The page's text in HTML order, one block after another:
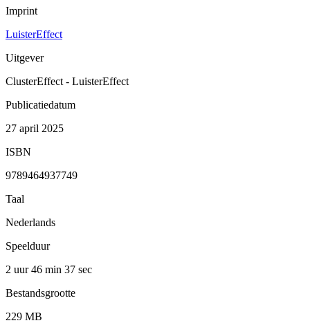
Imprint
LuisterEffect
Uitgever
ClusterEffect - LuisterEffect
Publicatiedatum
27 april 2025
ISBN
9789464937749
Taal
Nederlands
Speelduur
2 uur 46 min 37 sec
Bestandsgrootte
229 MB